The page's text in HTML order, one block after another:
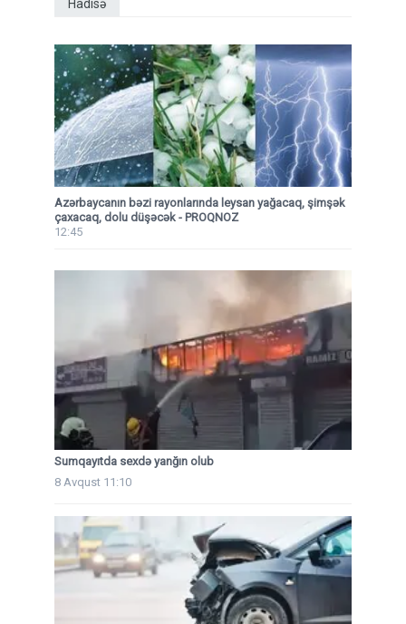
Hadisə
Azərbaycanın bəzi rayonlarında leysan yağacaq, şimşək
çaxacaq, dolu düşəcək - PROQNOZ
12:45
Sumqayıtda sexdə yanğın olub
8 Avqust 11:10